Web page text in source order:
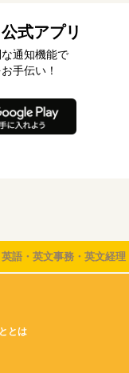
式アプリ
通知機能で
手伝い！
英語・英文事務・英文経理
とは